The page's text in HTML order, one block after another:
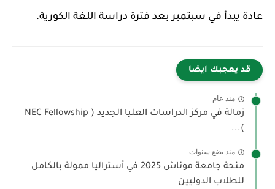
عادة يبدأ في سبتمبر بعد فترة دراسة اللغة الكورية.
قد يعجبك ايضا
منذ عام
زمالة في مركز الدراسات العليا الجديد ( NEC Fellowship
)...
منذ بضع سنوات
منحة جامعة موناش 2025 في أستراليا ممولة بالكامل
للطلاب الدوليين